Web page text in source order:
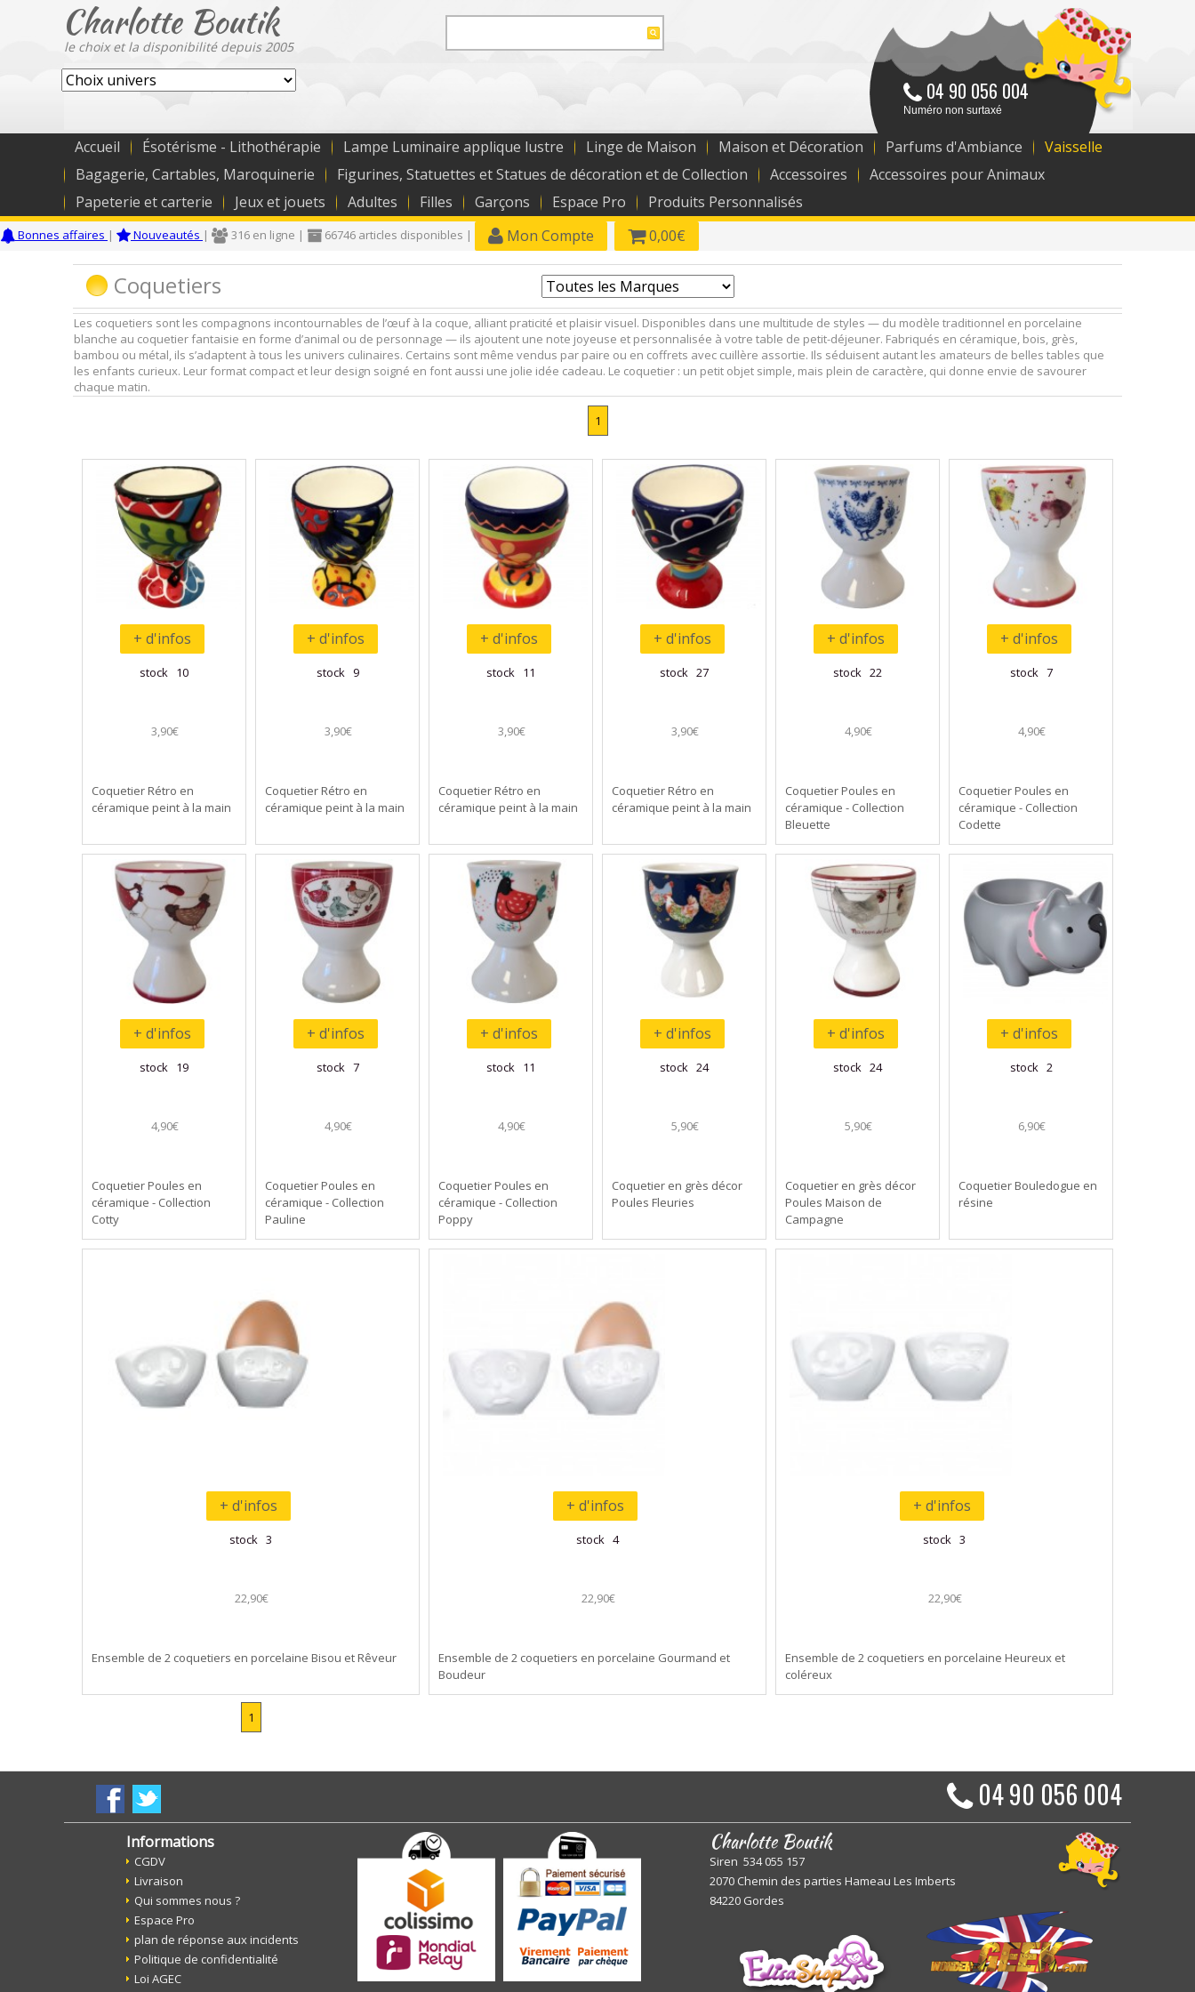
04 90 056 004
Numéro non surtaxé
Charlotte Boutik
le choix et la disponibilité depuis 2005
Accueil Ésotérisme - Lithothérapie Lampe Luminaire applique lustre Linge de Maison Maison et Décoration Parfums d'Ambiance
Vaisselle
Bagagerie, Cartables, Maroquinerie
Figurines, Statuettes et Statues de décoration et de Collection Accessoires
Accessoires pour Animaux
Papeterie et carterie
Jeux et jouets Adultes Filles Garçons Espace Pro Produits Personnalisés
Bonnes affaires | Nouveautés | 316 en ligne | 66746 articles disponibles | Mon Compte 0,00€
Coquetiers
Les coquetiers sont les compagnons incontournables de l’œuf à la coque, alliant praticité et plaisir visuel. Disponibles dans une multitude de styles — du modèle traditionnel en porcelaine
blanche au coquetier fantaisie en forme d’animal ou de personnage — ils ajoutent une note joyeuse et personnalisée à votre table de petit-déjeuner. Fabriqués en céramique, bois, grès,
bambou ou métal, ils s’adaptent à tous les univers culinaires. Certains sont même vendus par paire ou en coffrets avec cuillère assortie. Ils séduisent autant les amateurs de belles tables que
les enfants curieux. Leur format compact et leur design soigné en font aussi une jolie idée cadeau. Le coquetier : un petit objet simple, mais plein de caractère, qui donne envie de savourer
chaque matin.
1
+ d'infos
stock 10
3,90€
Coquetier Rétro en
céramique peint à la main
+ d'infos
stock 9
3,90€
Coquetier Rétro en
céramique peint à la main
+ d'infos
stock 11
3,90€
Coquetier Rétro en
céramique peint à la main
+ d'infos
stock 27
3,90€
Coquetier Rétro en
céramique peint à la main
+ d'infos
stock 22
4,90€
Coquetier Poules en
céramique - Collection
Bleuette
+ d'infos
stock 7
4,90€
Coquetier Poules en
céramique - Collection
Codette
+ d'infos
stock 19
4,90€
Coquetier Poules en
céramique - Collection
Cotty
+ d'infos
stock 7
4,90€
Coquetier Poules en
céramique - Collection
Pauline
+ d'infos
stock 11
4,90€
Coquetier Poules en
céramique - Collection
Poppy
+ d'infos
stock 24
5,90€
Coquetier en grès décor
Poules Fleuries
+ d'infos
stock 24
5,90€
Coquetier en grès décor
Poules Maison de
Campagne
+ d'infos
stock 2
6,90€
Coquetier Bouledogue en
résine
+ d'infos
stock 3
22,90€
Ensemble de 2 coquetiers en porcelaine Bisou et Rêveur
+ d'infos
stock 4
22,90€
Ensemble de 2 coquetiers en porcelaine Gourmand et
Boudeur
+ d'infos
stock 3
22,90€
Ensemble de 2 coquetiers en porcelaine Heureux et
coléreux
1
04 90 056 004
Informations
CGDV
Livraison
Qui sommes nous ?
Espace Pro
plan de réponse aux incidents
Politique de confidentialité
Loi AGEC
Charlotte Boutik
Siren 534 055 157
2070 Chemin des parties Hameau Les Imberts
84220 Gordes